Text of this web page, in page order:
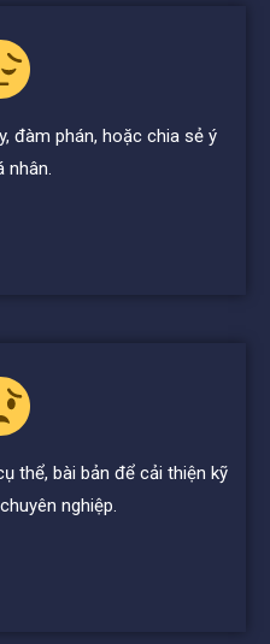
đàm phán, hoặc chia sẻ ý
nhân.
thể, bài bản để cải thiện kỹ
nghiệp.